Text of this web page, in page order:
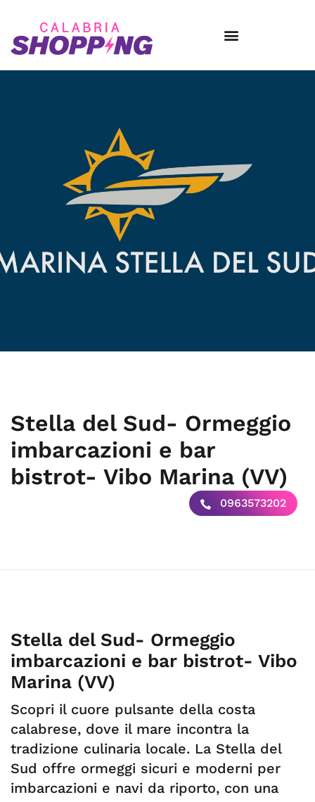
Stella del Sud- Ormeggio
imbarcazioni e bar
bistrot- Vibo Marina (VV)
0963573202
Stella del Sud- Ormeggio
imbarcazioni e bar bistrot- Vibo
Marina (VV)
Scopri il cuore pulsante della costa
calabrese, dove il mare incontra la
tradizione culinaria locale. La Stella del
Sud offre ormeggi sicuri e moderni per
imbarcazioni e navi da riporto, con una